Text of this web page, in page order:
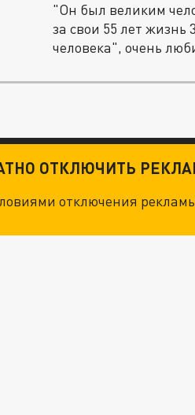
"Он был великим
за свои 55 лет жизнь
человека", очень
ОТКЛЮЧИТЬ
отключения